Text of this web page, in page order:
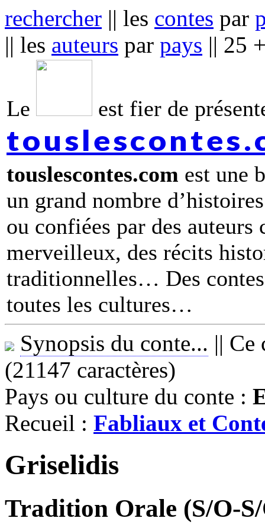
rechercher || les contes par
|| les auteurs par pays || 25
Le est fier de
touslescontes.com est une
un grand nombre
ou confiées par des
merveilleux, des récits
traditionnelles… Des
toutes les cultures
Synopsis du conte... || Ce
(21147 caractères)
Pays ou culture du conte :
Recueil : Fabliaux et
Griselidis
Tradition Orale (S/O-